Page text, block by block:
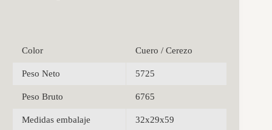
Color Cuero / Cerezo
Peso Neto 5725
Peso Bruto 6765
Medidas embalaje 32x29x59